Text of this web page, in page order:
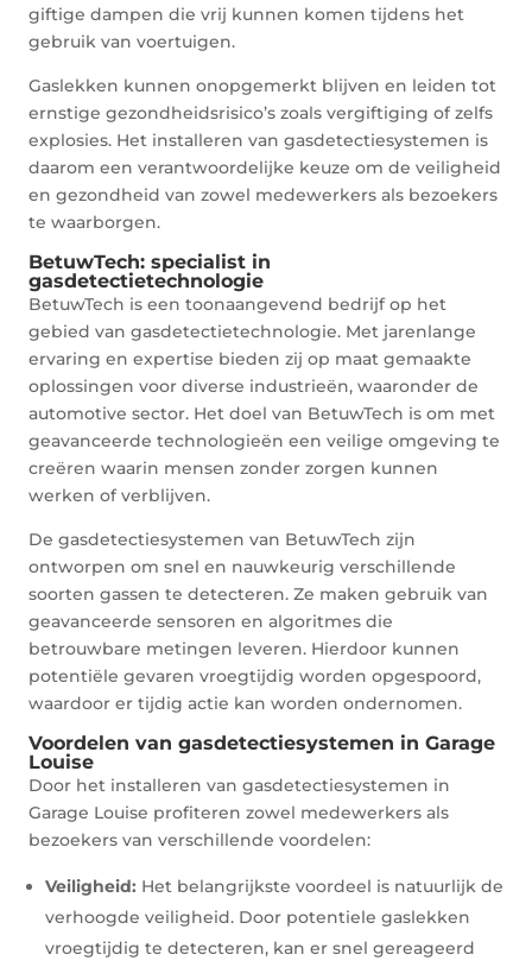
giftige dampen die vrij kunnen komen tijdens het
gebruik van voertuigen.
Gaslekken kunnen onopgemerkt blijven en leiden tot
ernstige gezondheidsrisico’s zoals vergiftiging of zelfs
explosies. Het installeren van gasdetectiesystemen is
daarom een verantwoordelijke keuze om de veiligheid
en gezondheid van zowel medewerkers als bezoekers
te waarborgen.
BetuwTech: specialist in
gasdetectietechnologie
BetuwTech is een toonaangevend bedrijf op het
gebied van gasdetectietechnologie. Met jarenlange
ervaring en expertise bieden zij op maat gemaakte
oplossingen voor diverse industrieën, waaronder de
automotive sector. Het doel van BetuwTech is om met
geavanceerde technologieën een veilige omgeving te
creëren waarin mensen zonder zorgen kunnen
werken of verblijven.
De gasdetectiesystemen van BetuwTech zijn
ontworpen om snel en nauwkeurig verschillende
soorten gassen te detecteren. Ze maken gebruik van
geavanceerde sensoren en algoritmes die
betrouwbare metingen leveren. Hierdoor kunnen
potentiële gevaren vroegtijdig worden opgespoord,
waardoor er tijdig actie kan worden ondernomen.
Voordelen van gasdetectiesystemen in Garage
Louise
Door het installeren van gasdetectiesystemen in
Garage Louise profiteren zowel medewerkers als
bezoekers van verschillende voordelen:
Veiligheid: Het belangrijkste voordeel is natuurlijk de
verhoogde veiligheid. Door potentiele gaslekken
vroegtijdig te detecteren, kan er snel gereageerd